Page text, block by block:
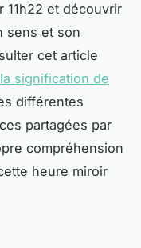
et découvrir
sens et son
cet article
signification de
différentes
partagées par
compréhension
heure miroir